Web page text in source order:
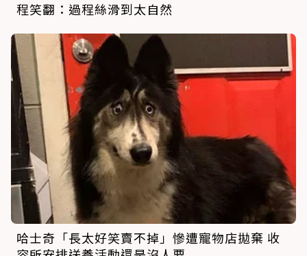
程笑翻：過程絲滑到太自然
哈士奇「長太好笑賣不掉」慘遭寵物店拋棄 收